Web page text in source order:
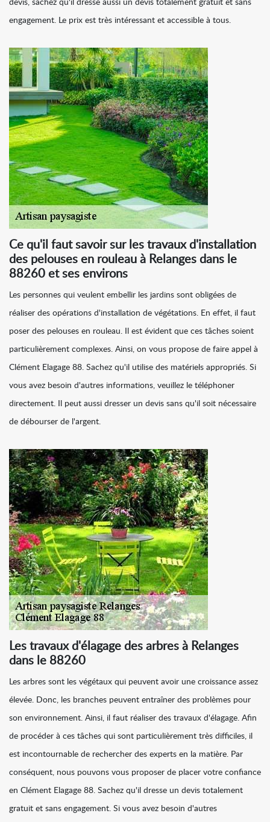
devis, sachez qu'il dresse aussi un devis totalement gratuit et sans
engagement. Le prix est très intéressant et accessible à tous.
Ce qu'il faut savoir sur les travaux d'installation
des pelouses en rouleau à Relanges dans le
88260 et ses environs
Les personnes qui veulent embellir les jardins sont obligées de
réaliser des opérations d'installation de végétations. En effet, il faut
poser des pelouses en rouleau. Il est évident que ces tâches soient
particulièrement complexes. Ainsi, on vous propose de faire appel à
Clément Elagage 88. Sachez qu'il utilise des matériels appropriés. Si
vous avez besoin d'autres informations, veuillez le téléphoner
directement. Il peut aussi dresser un devis sans qu'il soit nécessaire
de débourser de l'argent.
Les travaux d'élagage des arbres à Relanges
dans le 88260
Les arbres sont les végétaux qui peuvent avoir une croissance assez
élevée. Donc, les branches peuvent entraîner des problèmes pour
son environnement. Ainsi, il faut réaliser des travaux d'élagage. Afin
de procéder à ces tâches qui sont particulièrement très difficiles, il
est incontournable de rechercher des experts en la matière. Par
conséquent, nous pouvons vous proposer de placer votre confiance
en Clément Elagage 88. Sachez qu'il dresse un devis totalement
gratuit et sans engagement. Si vous avez besoin d'autres